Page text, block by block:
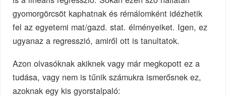
gyomorgörcsöt kaphatnak és rémálomként idézhetik
fel az egyetemi mat/gazd. stat. élményeiket. Igen, ez
ugyanaz a regresszió, amiről ott is tanultatok.
Azon olvasóknak akiknek vagy már megkopott ez a
tudása, vagy nem is tűnik számukra ismerősnek ez,
azoknak egy kis gyorstalpaló: